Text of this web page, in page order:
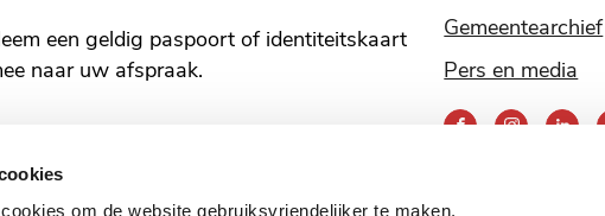
om de website gebruiksvriendelijker te maken.
een geldig paspoort of identiteitskaart
naar uw afspraak.
Gemeentearchief
Pers en media
Bereik